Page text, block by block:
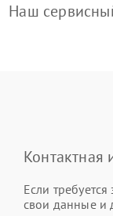
Наш
Если требуется
свои данные и